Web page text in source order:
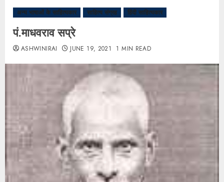
अन्य भाषाओं के साहित्यकार साहित्य संग्रह हिंदी साहित्यकार
पं.माधवराव सप्रे
ASHWINIRAI JUNE 19, 2021 1 MIN READ